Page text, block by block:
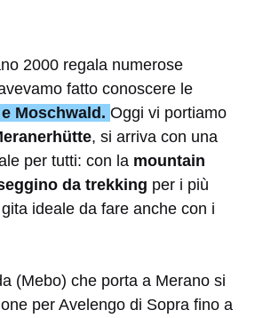
2000 regala numerose
fatto conoscere le
Moschwald. Oggi vi portiamo
, si arriva con una
per tutti: con la mountain
da trekking per i più
ideale da fare anche con i
(Mebo) che porta a Merano si
per Avelengo di Sopra fino a